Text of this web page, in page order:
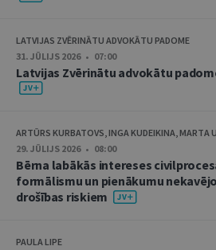
LATVIJAS ZVĒRINĀTU ADVOKĀTU PADOME
31. JŪLIJS 2026 • 07:00
Latvijas Zvērinātu advokātu
ARTŪRS KURBATOVS, INGA KUDEIKINA, MARTA
29. JŪLIJS 2026 • 08:00
Bērna labākās intereses
formālismu un pienākumu
drošības riskiem
PAULA LIPE